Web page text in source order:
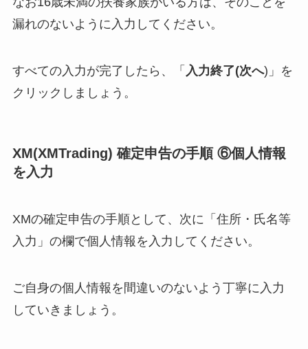
漏れのないように入力してください。
すべての入力が完了したら、「 入力終了(次へ)」を
クリックしましょう。
XM(XMTrading) 確定申告の手順 ⑥個人情報
を入力
XMの確定申告の手順として、次に「住所・氏名等
入力」の欄で個人情報を入力してください。
ご自身の個人情報を間違いのないよう丁寧に入力
していきましょう。